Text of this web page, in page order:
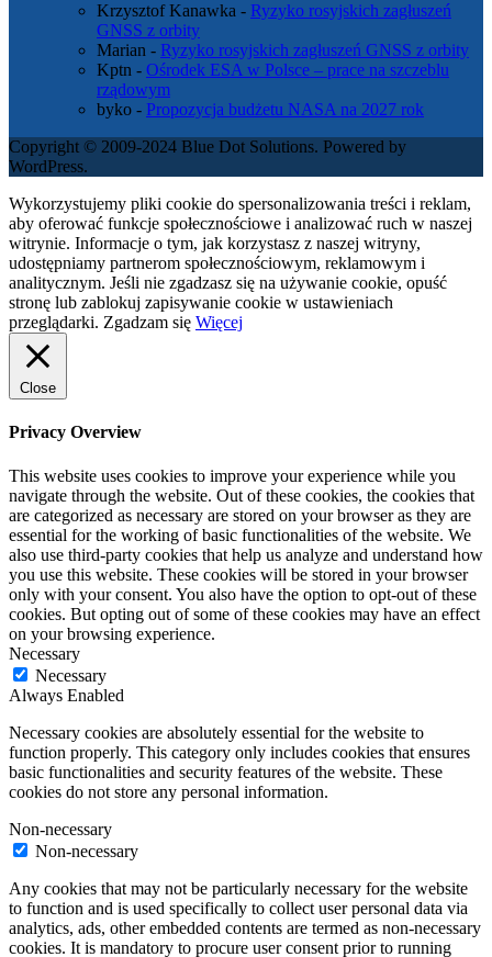
Krzysztof Kanawka - Ryzyko rosyjskich zagłuszeń
GNSS z orbity
Marian - Ryzyko rosyjskich zagłuszeń GNSS z orbity
Kptn - Ośrodek ESA w Polsce – prace na szczeblu
rządowym
byko - Propozycja budżetu NASA na 2027 rok
Copyright © 2009-2024 Blue Dot Solutions. Powered by
WordPress.
Wykorzystujemy pliki cookie do spersonalizowania treści i reklam,
aby oferować funkcje społecznościowe i analizować ruch w naszej
witrynie. Informacje o tym, jak korzystasz z naszej witryny,
udostępniamy partnerom społecznościowym, reklamowym i
analitycznym. Jeśli nie zgadzasz się na używanie cookie, opuść
stronę lub zablokuj zapisywanie cookie w ustawieniach
przeglądarki. Zgadzam się Więcej
Close
Privacy Overview
This website uses cookies to improve your experience while you
navigate through the website. Out of these cookies, the cookies that
are categorized as necessary are stored on your browser as they are
essential for the working of basic functionalities of the website. We
also use third-party cookies that help us analyze and understand how
you use this website. These cookies will be stored in your browser
only with your consent. You also have the option to opt-out of these
cookies. But opting out of some of these cookies may have an effect
on your browsing experience.
Necessary
Necessary
Always Enabled
Necessary cookies are absolutely essential for the website to
function properly. This category only includes cookies that ensures
basic functionalities and security features of the website. These
cookies do not store any personal information.
Non-necessary
Non-necessary
Any cookies that may not be particularly necessary for the website
to function and is used specifically to collect user personal data via
analytics, ads, other embedded contents are termed as non-necessary
cookies. It is mandatory to procure user consent prior to running